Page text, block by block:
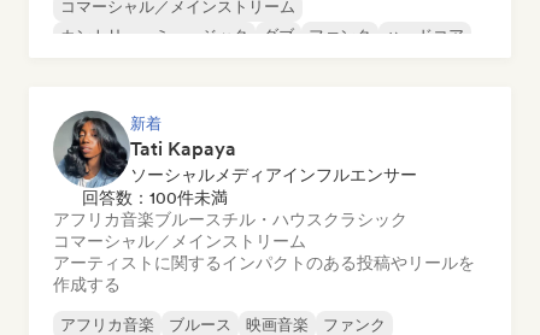
コマーシャル／メインストリーム
カントリー・ミュージック
ダブ ファンク
ハードコア
新着
Tati Kapaya
ソーシャルメディアインフルエンサー
回答数：100件未満
アフリカ音楽ブルースチル・ハウスクラシック
コマーシャル／メインストリーム
アーティストに関するインパクトのある投稿やリールを
作成する
アフリカ音楽 ブルース 映画音楽
ファンク